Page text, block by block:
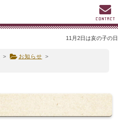
11月2日は亥の子の日
> お知らせ >
CONTACT